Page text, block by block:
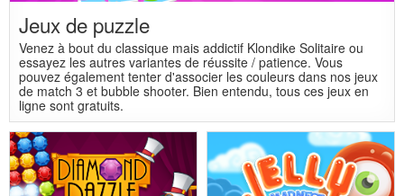
Jeux de puzzle
Venez à bout du classique mais addictif Klondike Solitaire ou
essayez les autres variantes de réussite / patience. Vous
pouvez également tenter d'associer les couleurs dans nos jeux
de match 3 et bubble shooter. Bien entendu, tous ces jeux en
ligne sont gratuits.